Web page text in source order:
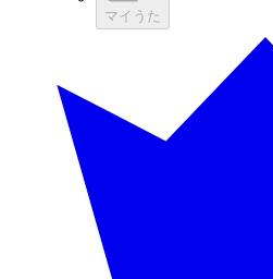
マイうた